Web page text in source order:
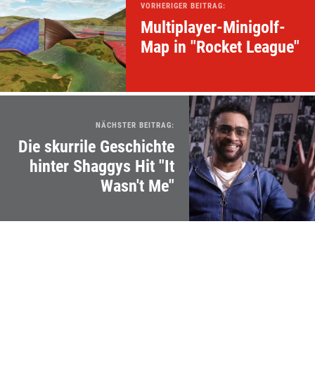
VORHERIGER BEITRAG:
Multiplayer-Minigolf-
Map in "Rocket League"
NÄCHSTER BEITRAG:
Die skurrile Geschichte
hinter Shaggys Hit "It
Wasn't Me"